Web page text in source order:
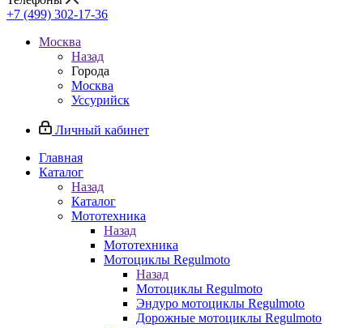
+7 (499) 302-17-36
Москва
Назад
Города
Москва
Уссурийск
Личный кабинет
Главная
Каталог
Назад
Каталог
Мототехника
Назад
Мототехника
Мотоциклы Regulmoto
Назад
Мотоциклы Regulmoto
Эндуро мотоциклы Regulmoto
Дорожные мотоциклы Regulmoto